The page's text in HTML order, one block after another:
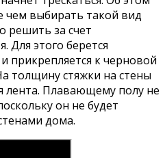
чем выбирать такой вид
решить за счет
Для этого берется
прикрепляется к черновой
толщину стяжки на стены
лента. Плавающему полу не
он не будет
дома.